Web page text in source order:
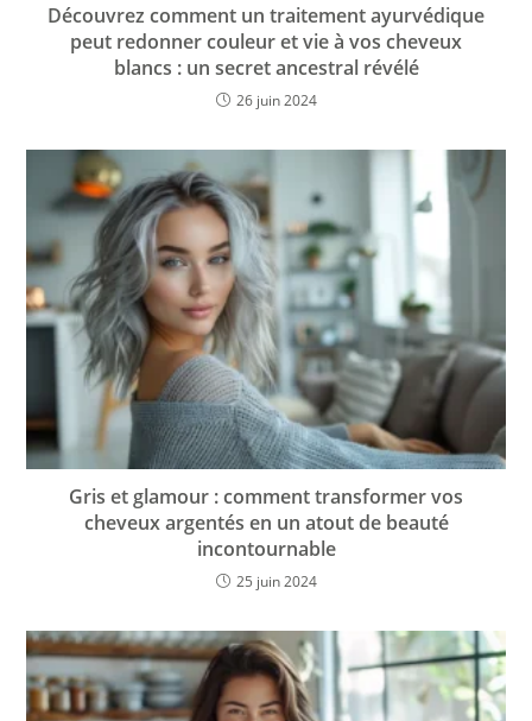
Découvrez comment un traitement ayurvédique
peut redonner couleur et vie à vos cheveux
blancs : un secret ancestral révélé
26 juin 2024
Gris et glamour : comment transformer vos
cheveux argentés en un atout de beauté
incontournable
25 juin 2024